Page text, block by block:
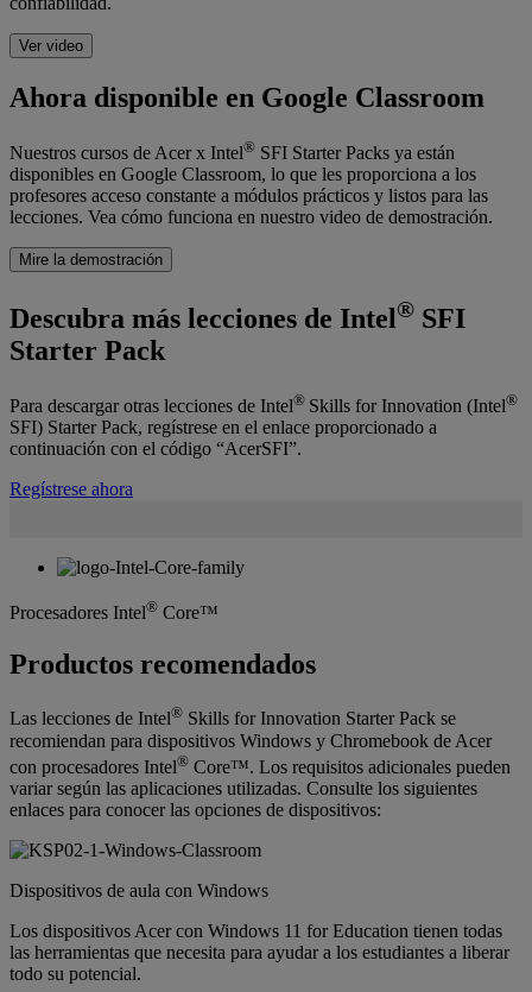
Ver video
Ahora disponible en Google Classroom
Nuestros cursos de Acer x Intel® SFI Starter Packs ya están
disponibles en Google Classroom, lo que les proporciona a los
profesores acceso constante a módulos prácticos y listos para las
lecciones. Vea cómo funciona en nuestro video de demostración.
Mire la demostración
Descubra más lecciones de Intel® SFI
Starter Pack
Para descargar otras lecciones de Intel® Skills for Innovation (Intel®
SFI) Starter Pack, regístrese en el enlace proporcionado a
continuación con el código “AcerSFI”.
Regístrese ahora
Procesadores Intel® Core™
Productos recomendados
Las lecciones de Intel® Skills for Innovation Starter Pack se
recomiendan para dispositivos Windows y Chromebook de Acer
con procesadores Intel® Core™. Los requisitos adicionales pueden
variar según las aplicaciones utilizadas. Consulte los siguientes
enlaces para conocer las opciones de dispositivos:
Dispositivos de aula con Windows
Los dispositivos Acer con Windows 11 for Education tienen todas
las herramientas que necesita para ayudar a los estudiantes a liberar
todo su potencial.